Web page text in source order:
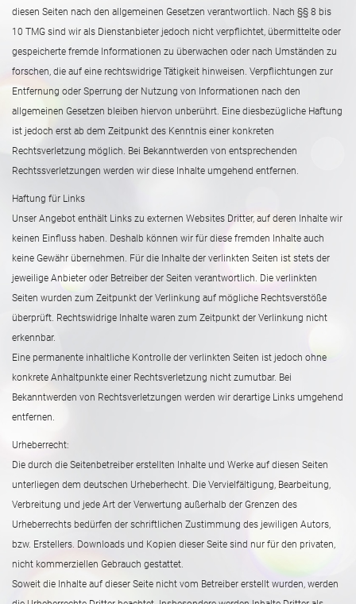
diesen Seiten nach den allgemeinen Gesetzen verantwortlich. Nach §§ 8 bis
10 TMG sind wir als Dienstanbieter jedoch nicht verpflichtet, übermittelte oder
gespeicherte fremde Informationen zu überwachen oder nach Umständen zu
forschen, die auf eine rechtswidrige Tätigkeit hinweisen. Verpflichtungen zur
Entfernung oder Sperrung der Nutzung von Informationen nach den
allgemeinen Gesetzen bleiben hiervon unberührt. Eine diesbezügliche Haftung
ist jedoch erst ab dem Zeitpunkt des Kenntnis einer konkreten
Rechtsverletzung möglich. Bei Bekanntwerden von entsprechenden
Rechtssverletzungen werden wir diese Inhalte umgehend entfernen.
Haftung für Links
Unser Angebot enthält Links zu externen Websites Dritter, auf deren Inhalte wir
keinen Einfluss haben. Deshalb können wir für diese fremden Inhalte auch
keine Gewähr übernehmen. Für die Inhalte der verlinkten Seiten ist stets der
jeweilige Anbieter oder Betreiber der Seiten verantwortlich. Die verlinkten
Seiten wurden zum Zeitpunkt der Verlinkung auf mögliche Rechtsverstöße
überprüft. Rechtswidrige Inhalte waren zum Zeitpunkt der Verlinkung nicht
erkennbar.
Eine permanente inhaltliche Kontrolle der verlinkten Seiten ist jedoch ohne
konkrete Anhaltpunkte einer Rechtsverletzung nicht zumutbar. Bei
Bekanntwerden von Rechtsverletzungen werden wir derartige Links umgehend
entfernen.
Urheberrecht:
Die durch die Seitenbetreiber erstellten Inhalte und Werke auf diesen Seiten
unterliegen dem deutschen Urheberhecht. Die Vervielfältigung, Bearbeitung,
Verbreitung und jede Art der Verwertung außerhalb der Grenzen des
Urheberrechts bedürfen der schriftlichen Zustimmung des jewiligen Autors,
bzw. Erstellers. Downloads und Kopien dieser Seite sind nur für den privaten,
nicht kommerziellen Gebrauch gestattet.
Soweit die Inhalte auf dieser Seite nicht vom Betreiber erstellt wurden, werden